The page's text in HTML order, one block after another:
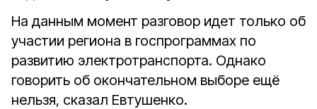
На данным момент разговор идет только об
участии региона в госпрограммах по
развитию электротранспорта. Однако
говорить об окончательном выборе ещё
нельзя, сказал Евтушенко.